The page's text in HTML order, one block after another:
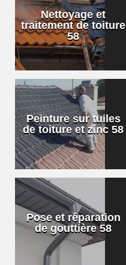
Nettoyage et
traitement de toiture
58
Peinture sur tuiles
de toiture et zinc 58
Pose et réparation
de gouttière 58